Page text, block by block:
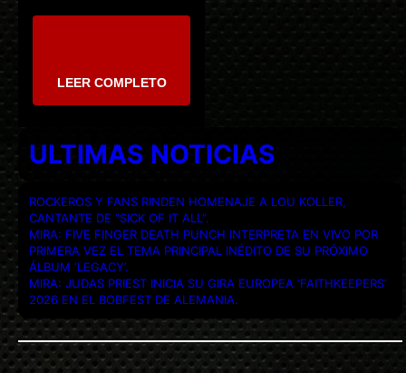
LEER COMPLETO
ULTIMAS NOTICIAS
ROCKEROS Y FANS RINDEN HOMENAJE A LOU KOLLER,
CANTANTE DE “SICK OF IT ALL”.
MIRA: FIVE FINGER DEATH PUNCH INTERPRETA EN VIVO POR
PRIMERA VEZ EL TEMA PRINCIPAL INÉDITO DE SU PRÓXIMO
ÁLBUM ‘LEGACY’.
MIRA: JUDAS PRIEST INICIA SU GIRA EUROPEA ‘FAITHKEEPERS’
2026 EN EL BOBFEST DE ALEMANIA.